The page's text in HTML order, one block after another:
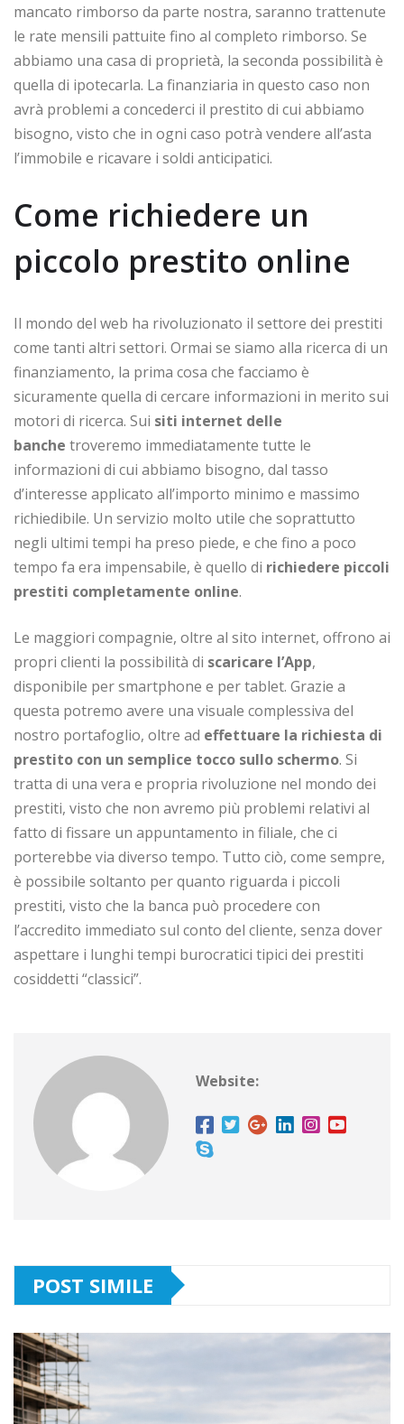
mancato rimborso da parte nostra, saranno trattenute
le rate mensili pattuite fino al completo rimborso. Se
abbiamo una casa di proprietà, la seconda possibilità è
quella di ipotecarla. La finanziaria in questo caso non
avrà problemi a concederci il prestito di cui abbiamo
bisogno, visto che in ogni caso potrà vendere all’asta
l’immobile e ricavare i soldi anticipatici.
Come richiedere un
piccolo prestito online
Il mondo del web ha rivoluzionato il settore dei prestiti
come tanti altri settori. Ormai se siamo alla ricerca di un
finanziamento, la prima cosa che facciamo è
sicuramente quella di cercare informazioni in merito sui
motori di ricerca. Sui siti internet delle
banche troveremo immediatamente tutte le
informazioni di cui abbiamo bisogno, dal tasso
d’interesse applicato all’importo minimo e massimo
richiedibile. Un servizio molto utile che soprattutto
negli ultimi tempi ha preso piede, e che fino a poco
tempo fa era impensabile, è quello di richiedere piccoli
prestiti completamente online.
Le maggiori compagnie, oltre al sito internet, offrono ai
propri clienti la possibilità di scaricare l’App,
disponibile per smartphone e per tablet. Grazie a
questa potremo avere una visuale complessiva del
nostro portafoglio, oltre ad effettuare la richiesta di
prestito con un semplice tocco sullo schermo. Si
tratta di una vera e propria rivoluzione nel mondo dei
prestiti, visto che non avremo più problemi relativi al
fatto di fissare un appuntamento in filiale, che ci
porterebbe via diverso tempo. Tutto ciò, come sempre,
è possibile soltanto per quanto riguarda i piccoli
prestiti, visto che la banca può procedere con
l’accredito immediato sul conto del cliente, senza dover
aspettare i lunghi tempi burocratici tipici dei prestiti
cosiddetti “classici”.
Website:
POST SIMILE